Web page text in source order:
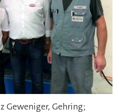
Geweniger, Gehring;